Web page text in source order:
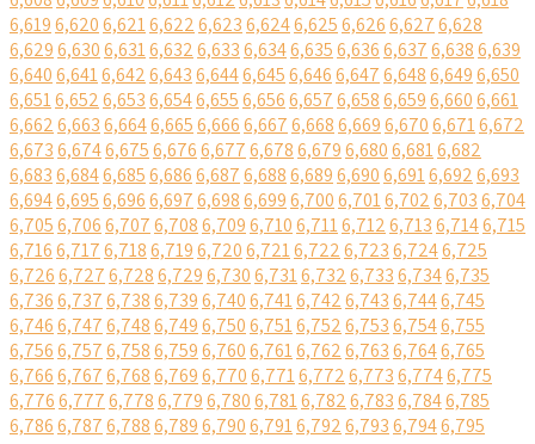
6,6196,6206,6216,6226,6236,6246,6256,6266,6276,628
6,6296,6306,6316,6326,6336,6346,6356,6366,6376,6386,639
6,6406,6416,6426,6436,6446,6456,6466,6476,6486,6496,650
6,6516,6526,6536,6546,6556,6566,6576,6586,6596,6606,661
6,6626,6636,6646,6656,6666,6676,6686,6696,6706,6716,672
6,6736,6746,6756,6766,6776,6786,6796,6806,6816,682
6,6836,6846,6856,6866,6876,6886,6896,6906,6916,6926,693
6,6946,6956,6966,6976,6986,6996,7006,7016,7026,7036,704
6,7056,7066,7076,7086,7096,7106,7116,7126,7136,7146,715
6,7166,7176,7186,7196,7206,7216,7226,7236,7246,725
6,7266,7276,7286,7296,7306,7316,7326,7336,7346,735
6,7366,7376,7386,7396,7406,7416,7426,7436,7446,745
6,7466,7476,7486,7496,7506,7516,7526,7536,7546,755
6,7566,7576,7586,7596,7606,7616,7626,7636,7646,765
6,7666,7676,7686,7696,7706,7716,7726,7736,7746,775
6,7766,7776,7786,7796,7806,7816,7826,7836,7846,785
6,7866,7876,7886,7896,7906,7916,7926,7936,7946,795